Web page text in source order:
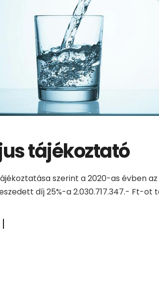
tájékoztató
szerint a 2020-as évben
díj 25%-a 2.030.717.347.- Ft-ot